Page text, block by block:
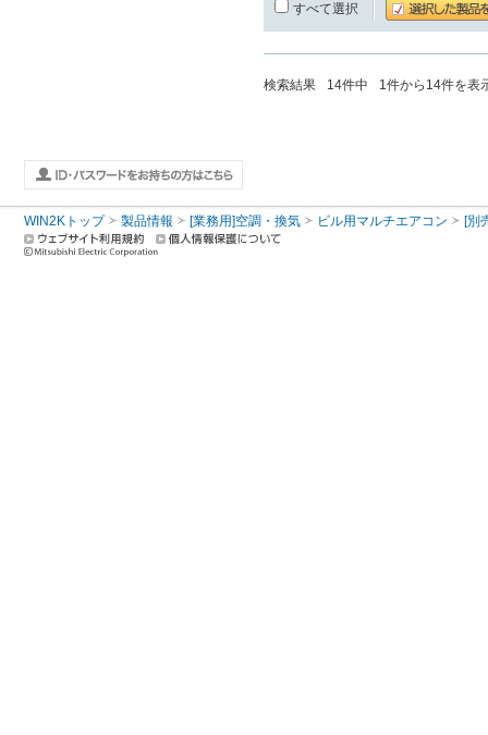
すべて選択
検索結果 14件中 1件から 14件を表
WIN2Kトップ 製品情報 [業務用]空調・換気 ビル用マルチエアコン [別